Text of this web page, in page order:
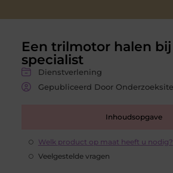
Een trilmotor halen
specialist
Dienstverlening
Gepubliceerd Door
Inhoudsopgave
Welk product op maat heeft u nodig?
Veelgestelde vragen